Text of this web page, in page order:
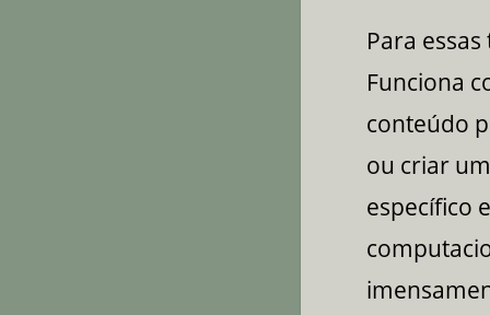
Para
Funciona
conteúdo
ou criar
específico